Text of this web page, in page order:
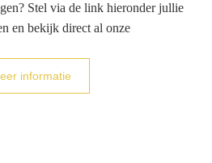
Stel via de link hieronder jullie
en bekijk direct al onze
informatie